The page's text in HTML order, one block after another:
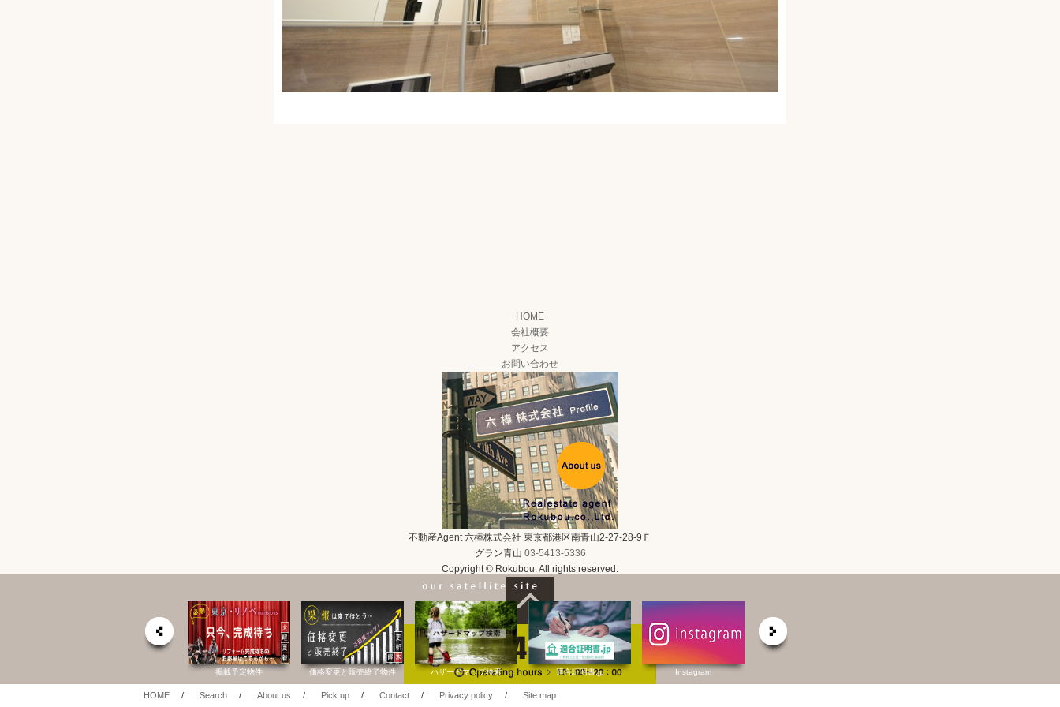
HOME
会社概要
アクセス
お問い合わせ
不動産Agent 六棒株式会社 東京都港区南青山2-27-28-9Ｆ
グラン青山 03-5413-5336
Copyright © Rokubou. All rights reserved.
掲載予定物件 価格変更と販売終了物件 ハザードマップ検索 適合証明書.jp Instagram
HOME / Search / About us / Pick up / Contact / Privacy policy / Site map